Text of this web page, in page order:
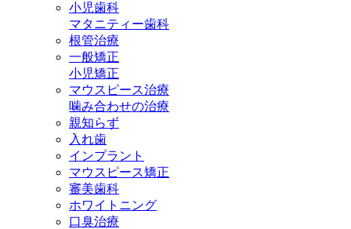
小児歯科
マタニティー歯科
根管治療
一般矯正
小児矯正
マウスピース治療
噛み合わせの治療
親知らず
入れ歯
インプラント
マウスピース矯正
審美歯科
ホワイトニング
口臭治療